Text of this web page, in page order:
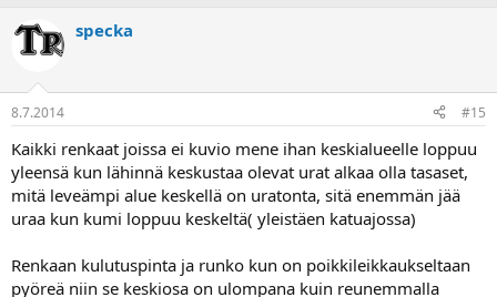
specka
8.7.2014 #15
Kaikki renkaat joissa ei kuvio mene ihan keskialueelle loppuu
yleensä kun lähinnä keskustaa olevat urat alkaa olla tasaset,
mitä leveämpi alue keskellä on uratonta, sitä enemmän jää
uraa kun kumi loppuu keskeltä( yleistäen katuajossa)
Renkaan kulutuspinta ja runko kun on poikkileikkaukseltaan
pyöreä niin se keskiosa on ulompana kuin reunemmalla